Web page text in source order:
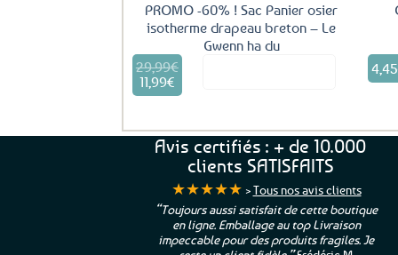
PROMO -60% ! Sac Panier osier
isotherme drapeau breton – Le
Gwenn ha du
29,99€
Le
prix
initial
11,99€
Le
est :
11,99€.
4,45
Avis certifiés : + de 10.000
clients SATISFAITS
★★★★★ >Tous nos avis clients
“Toujours aussi satisfait de cette boutique
en ligne. Emballage au top Livraison
impeccable pour des produits fragiles. Je